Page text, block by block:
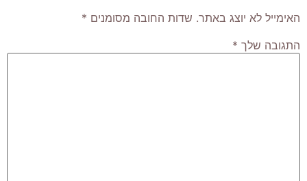
האימייל לא יוצג באתר. שדות החובה מסומנים *
התגובה שלך *